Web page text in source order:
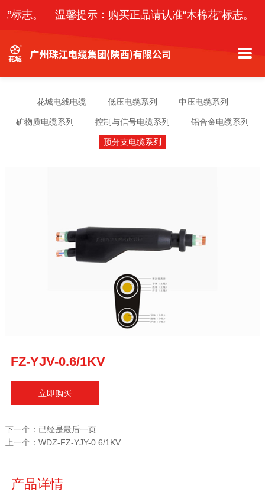
标志。 温馨提示：购买正品请认准“木棉花”标志。
花城电线电缆 低压电缆系列 中压电缆系列
矿物质电缆系列 控制与信号电缆系列 铝合金电缆系列
预分支电缆系列
FZ-YJV-0.6/1KV
立即购买
下一个： 已经是最后一页
上一个： WDZ-FZ-YJY-0.6/1KV
产品详情